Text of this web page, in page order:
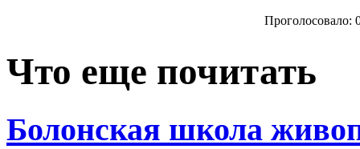
Проголосовало:
Что еще почитать
Болонская школа